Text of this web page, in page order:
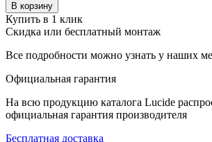
В корзину
Купить в 1 клик
Скидка или бесплатный монтаж
Все подробности можно узнать у наших
Официальная гарантия
На всю продукцию каталога Lucide
официальная гарантия производителя
Бесплатная доставка